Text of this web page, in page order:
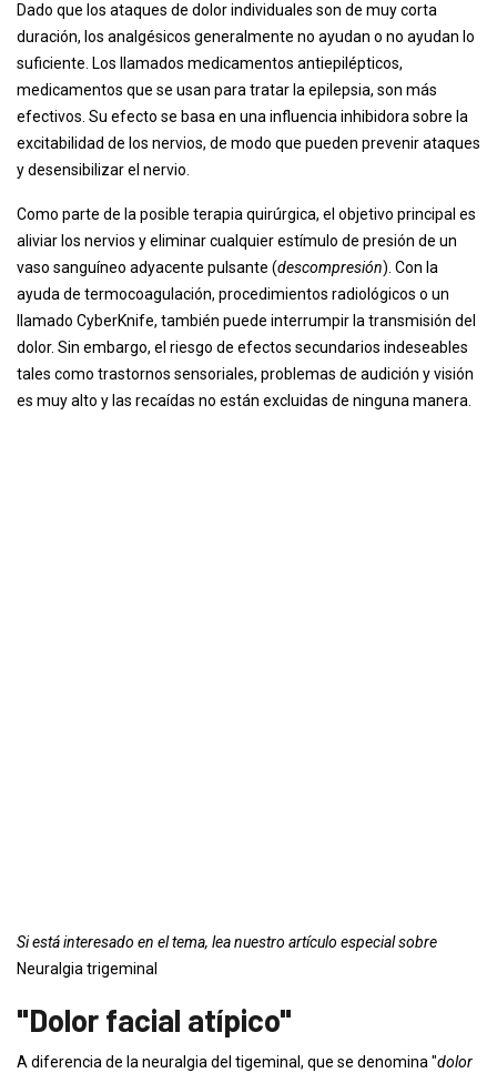
Dado que los ataques de dolor individuales son de muy corta
duración, los analgésicos generalmente no ayudan o no ayudan lo
suficiente. Los llamados medicamentos antiepilépticos,
medicamentos que se usan para tratar la epilepsia, son más
efectivos. Su efecto se basa en una influencia inhibidora sobre la
excitabilidad de los nervios, de modo que pueden prevenir ataques
y desensibilizar el nervio.
Como parte de la posible terapia quirúrgica, el objetivo principal es
aliviar los nervios y eliminar cualquier estímulo de presión de un
vaso sanguíneo adyacente pulsante (descompresión). Con la
ayuda de termocoagulación, procedimientos radiológicos o un
llamado CyberKnife, también puede interrumpir la transmisión del
dolor. Sin embargo, el riesgo de efectos secundarios indeseables
tales como trastornos sensoriales, problemas de audición y visión
es muy alto y las recaídas no están excluidas de ninguna manera.
Si está interesado en el tema, lea nuestro artículo especial sobre
Neuralgia trigeminal
"Dolor facial atípico"
A diferencia de la neuralgia del tigeminal, que se denomina "dolor